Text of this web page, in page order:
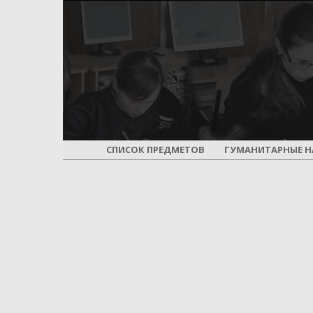
СПИСОК ПРЕДМЕТОВ ГУМАНИТАРНЫЕ